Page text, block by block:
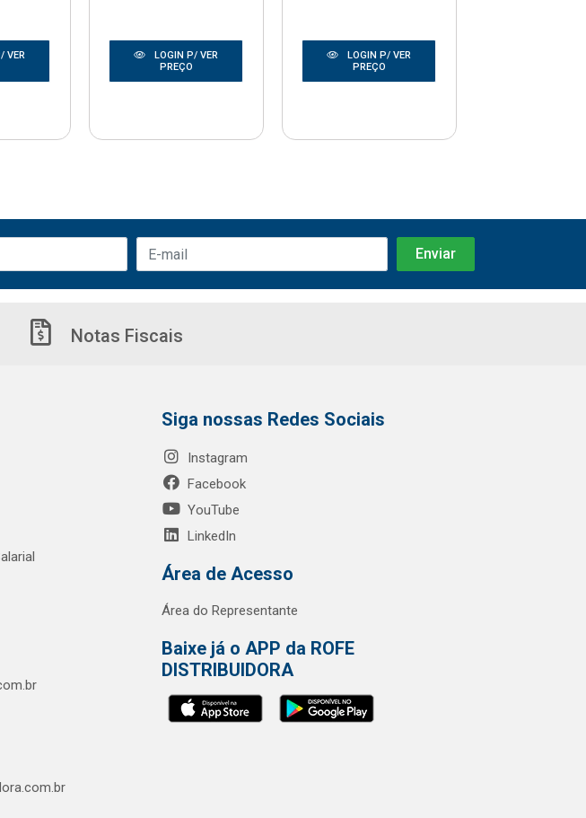
VER
LOGIN P/ VER
PREÇO
LOGIN P/ VER
PREÇO
Notas Fiscais
Siga nossas Redes Sociais
Instagram
Facebook
YouTube
LinkedIn
Área de Acesso
Área do Representante
Baixe já o APP da ROFE
DISTRIBUIDORA